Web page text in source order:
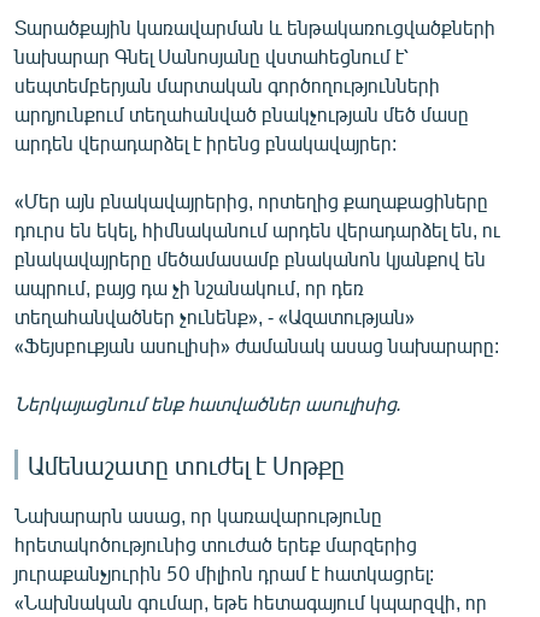
ՏԵՍԱՆՅՈՒԹԵՐ
ԲԱՆԱՎԵՃ
ՁԳՏԵԼՈՎ ԼԱՎԱԳՈՒՅՆԻՆ
ՓՈԴՔԱՍԹ
Հայերեն
English
Русский
«Ազատության» բոլոր կայքերը
Տարածքային կառավարման և ենթակառուցվածքների
նախարար Գնել Սանոսյանը վստահեցնում է՝
սեպտեմբերյան մարտական գործողությունների
արդյունքում տեղահանված բնակչության մեծ մասը
արդեն վերադարձել է իրենց բնակավայրեր:
«Մեր այն բնակավայրերից, որտեղից քաղաքացիները
դուրս են եկել, հիմնականում արդեն վերադարձել են, ու
բնակավայրերը մեծամասամբ բնականոն կյանքով են
ապրում, բայց դա չի նշանակում, որ դեռ
տեղահանվածներ չունենք», - «Ազատության»
«Ֆեյսբուքյան ասուլիսի» ժամանակ ասաց նախարարը:
Ներկայացնում ենք հատվածներ ասուլիսից.
Ամենաշատը տուժել է Սոթքը
Նախարարն ասաց, որ կառավարությունը
հրետակոծությունից տուժած երեք մարզերից
յուրաքանչյուրին 50 միլիոն դրամ է հատկացրել:
«Նախնական գումար, եթե հետագայում կպարզվի, որ